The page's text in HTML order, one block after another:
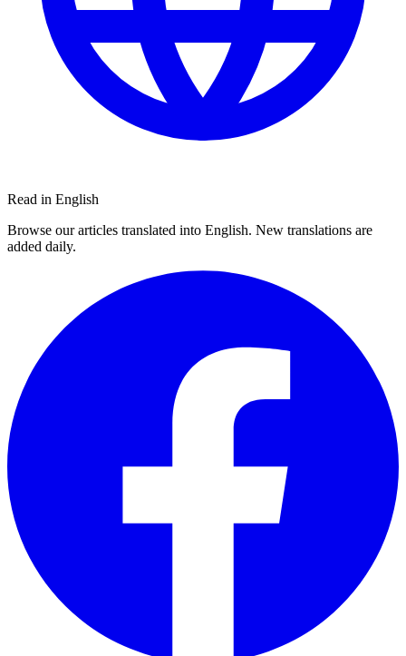
Read in English
Browse our articles translated into English. New translations are
added daily.